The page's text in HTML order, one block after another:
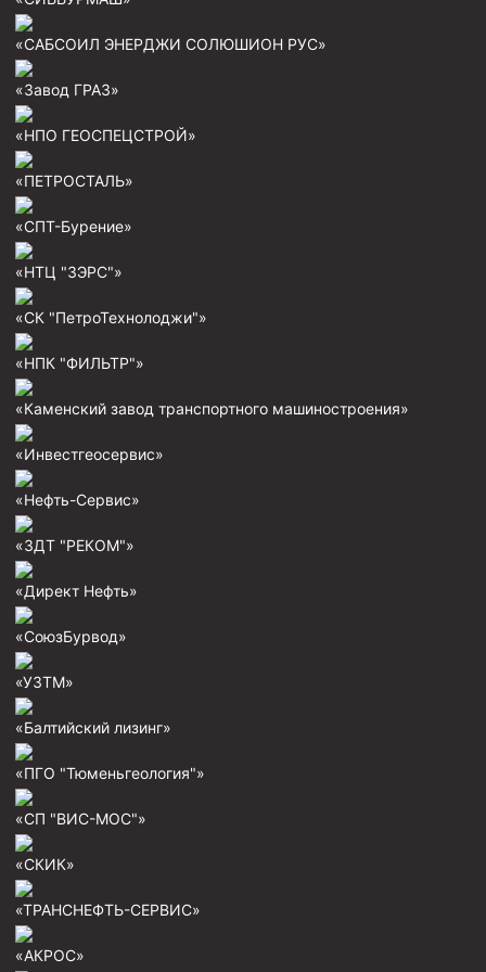
Муфта ОТТМ 146
Муфта БТС 178
Муфта БТС 168
Муфта ОТТМ 127
Муфта ОТТМ 324
Муфта ОТТМ 178
Муфта ОТТГ 168
Муфта ОТТГ 146
Муфта ОТТГ 127
Буровое оборудование
высокого давления
Противовыбросовое оборудование
Системы верхнего привода (СВП)
Буровые установки
«САБСОИЛ ЭНЕРДЖИ СОЛЮШИОН РУС»
«Завод ГРАЗ»
«НПО ГЕОСПЕЦСТРОЙ»
«ПЕТРОСТАЛЬ»
«СПТ-Бурение»
«НТЦ "ЗЭРС"»
«СК "ПетроТехнолоджи"»
«НПК "ФИЛЬТР"»
«Каменский завод транспортного машиностроения»
«Инвестгеосервис»
«Нефть-Сервис»
«ЗДТ "РЕКОМ"»
«Директ Нефть»
«СоюзБурвод»
«УЗТМ»
«Балтийский лизинг»
«ПГО "Тюменьгеология"»
«СП "ВИС-МОС"»
«СКИК»
«ТРАНСНЕФТЬ-СЕРВИС»
«АКРОС»